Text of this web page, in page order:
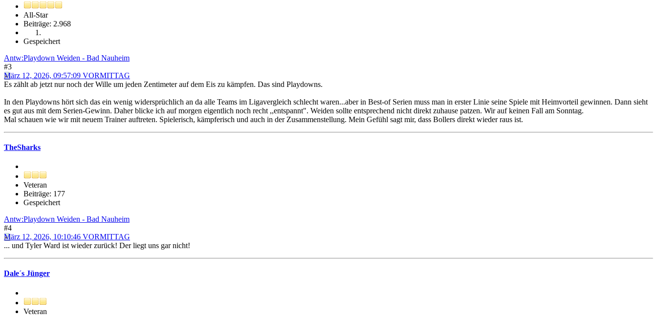
All-Star
Beiträge: 2.968
Gespeichert
Antw:Playdown Weiden - Bad Nauheim
#3
März 12, 2026, 09:57:09 VORMITTAG
Es zählt ab jetzt nur noch der Wille um jeden Zentimeter auf dem Eis zu kämpfen. Das sind Playdowns.
In den Playdowns hört sich das ein wenig widersprüchlich an da alle Teams im Ligavergleich schlecht waren...aber in Best-of Serien muss man in erster Linie seine Spiele mit Heimvorteil gewinnen. Dann sieht
es gut aus mit dem Serien-Gewinn. Daher blicke ich auf morgen eigentlich noch recht ,,entspannt". Weiden sollte entsprechend nicht direkt zuhause patzen. Wir auf keinen Fall am Sonntag.
Mal schauen wie wir mit neuem Trainer auftreten. Spielerisch, kämpferisch und auch in der Zusammenstellung. Mein Gefühl sagt mir, dass Bollers direkt wieder raus ist.
TheSharks
Veteran
Beiträge: 177
Gespeichert
Antw:Playdown Weiden - Bad Nauheim
#4
März 12, 2026, 10:10:46 VORMITTAG
... und Tyler Ward ist wieder zurück! Der liegt uns gar nicht!
Dale´s Jünger
Veteran